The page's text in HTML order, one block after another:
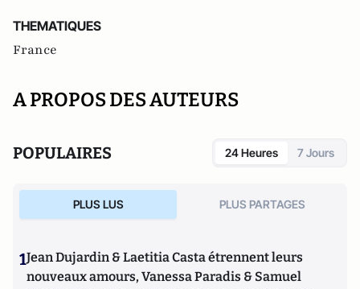
THEMATIQUES
France
A PROPOS DES AUTEURS
POPULAIRES 24 Heures 7 Jours
PLUS LUS PLUS PARTAGES
1Jean Dujardin & Laetitia Casta étrennent leurs
nouveaux amours, Vanessa Paradis & Samuel